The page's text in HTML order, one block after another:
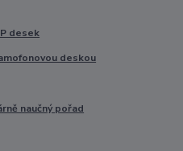
desek
deskou
naučný pořad